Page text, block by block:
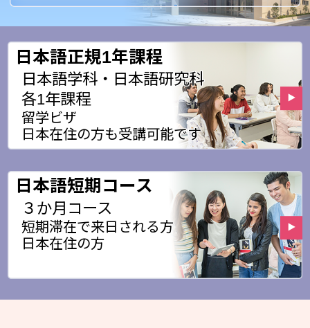
日本語正規1年課程
日本語学科・日本語研究科
各1年課程
留学ビザ
日本在住の方も受講可能です
日本語短期コース
３か月コース
短期滞在で来日される方
日本在住の方